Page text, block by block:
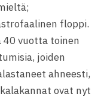
floppi.
40 vuotta toinen
joiden
ahneesti,
ovat nyt